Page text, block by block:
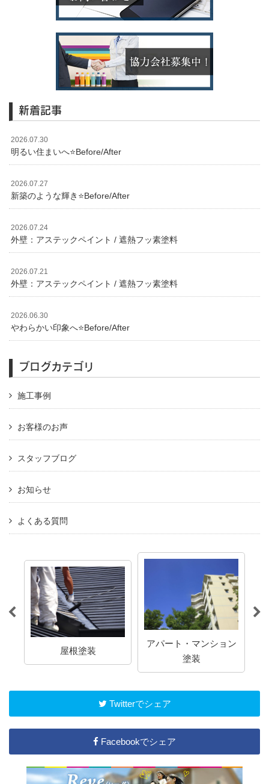
新着記事
2026.07.30
明るい住まいへ⭐️Before/After
2026.07.27
新築のような輝き⭐️Before/After
2026.07.24
外壁：アステックペイント / 遮熱フッ素塗料
2026.07.21
外壁：アステックペイント / 遮熱フッ素塗料
2026.06.30
やわらかい印象へ⭐️Before/After
ブログカテゴリ
施工事例
お客様のお声
スタッフブログ
お知らせ
よくある質問
屋根塗装
アパート・マンション
塗装
Twitterでシェア
Facebookでシェア